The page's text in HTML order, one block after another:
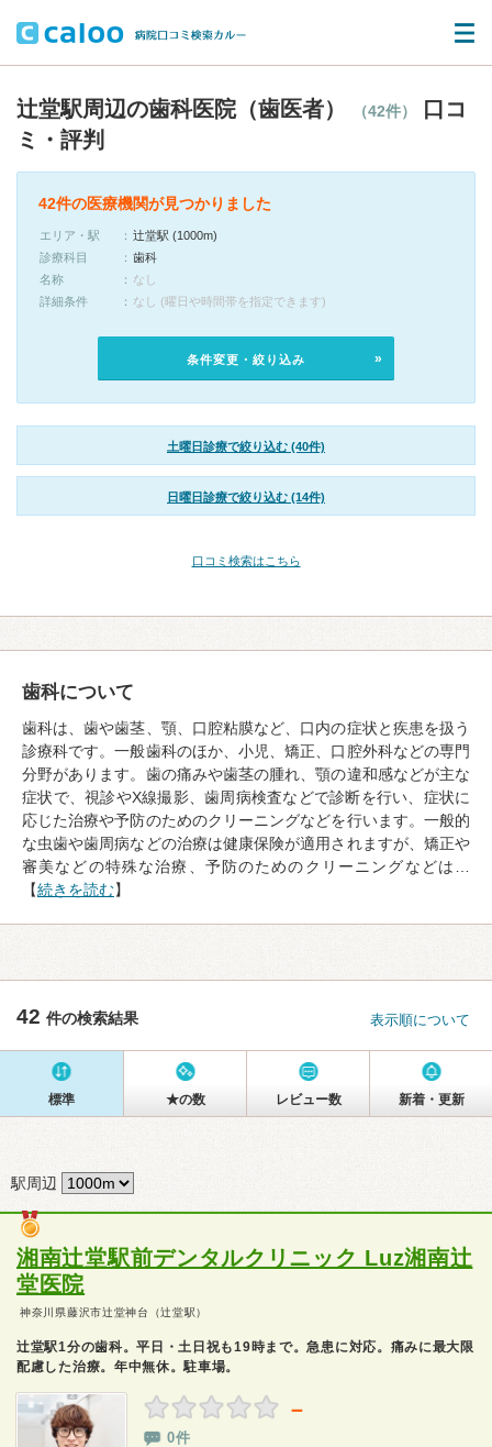
辻堂駅周辺の歯科医院（歯医者） （42件）
口コ
ミ・評判
42件の医療機関が見つかりました
エリア・駅
辻堂駅 (1000m)
診療科目
歯科
名称
なし
詳細条件
なし (曜日や時間帯を指定できます)
条件変更・絞り込み
土曜日診療で絞り込む (40件)
日曜日診療で絞り込む (14件)
口コミ検索はこちら
歯科について
歯科は、歯や歯茎、顎、口腔粘膜など、口内の症状と疾患を扱う
診療科です。一般歯科のほか、小児、矯正、口腔外科などの専門
分野があります。歯の痛みや歯茎の腫れ、顎の違和感などが主な
症状で、視診やX線撮影、歯周病検査などで診断を行い、症状に
応じた治療や予防のためのクリーニングなどを行います。一般的
な虫歯や歯周病などの治療は健康保険が適用されますが、矯正や
審美などの特殊な治療、予防のためのクリーニングなどは…
【続きを読む】
42 件の検索結果 表示順について
標準 ★の数 レビュー数 新着・更新
駅周辺
湘南辻堂駅前デンタルクリニック Luz湘南辻
堂医院
神奈川県藤沢市辻堂神台（辻堂駅）
辻堂駅1分の歯科。平日・土日祝も19時まで。急患に対応。痛みに最大限
配慮した治療。年中無休。駐車場。
－
0件